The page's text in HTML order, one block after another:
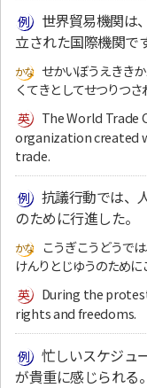
世界貿易機関は、
立された国際機関です
せかいぼうえきき
くてきとしてせつりつさ
The World
organization created
trade.
抗議行動では、
のために行進した。
こうぎこうどうで
けんりとじゆうのために
During the
rights and freedoms.
忙しいスケジュ
が貴重に感じられる。